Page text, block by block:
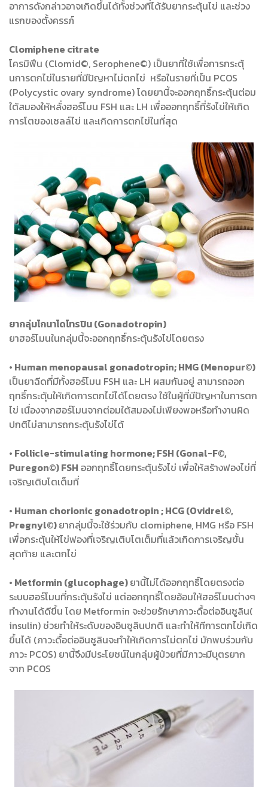
อาการดังกล่าวอาจเกิดขึ้นได้ทั้งช่วงที่ได้รับยากระตุ้นไข่ และช่วง
แรกของตั้งครรภ์
Clomiphene citrate
โครมิฟีน (Clomid©, Serophene©) เป็นยาที่ใช้เพื่อการกระตุ้
นการตกไข่ในรายที่มีปัญหาไม่ตกไข่ หรือในรายที่เป็น PCOS
(Polycystic ovary syndrome) โดยยานี้จะออกฤทธิ์กระตุ้นต่อม
ใต้สมองให้หลั่งฮอร์โมน FSH และ LH เพื่อออกฤทธิ์ที่รังไข่ให้เกิด
การโตของเซลล์ไข่ และเกิดการตกไข่ในที่สุด
ยากลุ่มโกนาโดโทรปิน (Gonadotropin)
ยาฮอร์โมนในกลุ่มนี้จะออกฤทธิ์กระตุ้นรังไข่โดยตรง
• Human menopausal gonadotropin; HMG (Menopur©)
เป็นยาฉีดที่มีทั้งฮอร์โมน FSH และ LH ผสมกันอยู่ สามารถออก
ฤทธิ์กระตุ้นให้เกิดการตกไข่ได้โดยตรง ใช้ในผู้ที่มีปัญหาในการตก
ไข่ เนื่องจากฮอร์โมนจากต่อมใต้สมองไม่เพียงพอหรือทำงานผิด
ปกติไม่สามารถกระตุ้นรังไข่ได้
• Follicle-stimulating hormone; FSH (Gonal-F©,
Puregon©) FSH ออกฤทธิ์โดยกระตุ้นรังไข่ เพื่อให้สร้างฟองไข่ที่
เจริญเติบโตเต็มที่
• Human chorionic gonadotropin ; HCG (Ovidrel©,
Pregnyl©)ยากลุ่มนี้จะใช้ร่วมกับ clomiphene, HMG หรือ FSH
เพื่อกระตุ้นให้ไข่ฟองที่เจริญเติบโตเต็มที่แล้วเกิดการเจริญขั้น
สุดท้าย และตกไข่
• Metformin (glucophage)ยานี้ไม่ได้ออกฤทธิ์โดยตรงต่อ
ระบบฮอร์โมนที่กระตุ้นรังไข่ แต่ออกฤทธิ์โดยอ้อมให้ฮอร์โมนต่างๆ
ทำงานได้ดีขึ้น โดย Metformin จะช่วยรักษาภาวะดื้อต่ออินซูลิน(
insulin) ช่วยทำให้ระดับของอินซูลินปกติ และทำให้ทีการตกไข่เกิด
ขึ้นได้ (ภาวะดื้อต่ออินซูลินจะทำให้เกิดการไม่ตกไข่ มักพบร่วมกับ
ภาวะ PCOS) ยานี้จึงมีประโยชน์ในกลุ่มผู้ป่วยที่มีภาวะมีบุตรยาก
จาก PCOS